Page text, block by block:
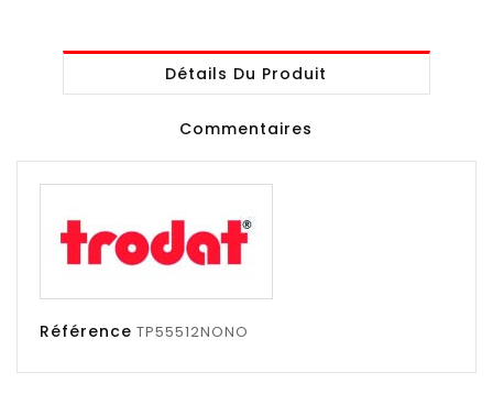
Détails Du Produit
Commentaires
Référence TP55512NONO